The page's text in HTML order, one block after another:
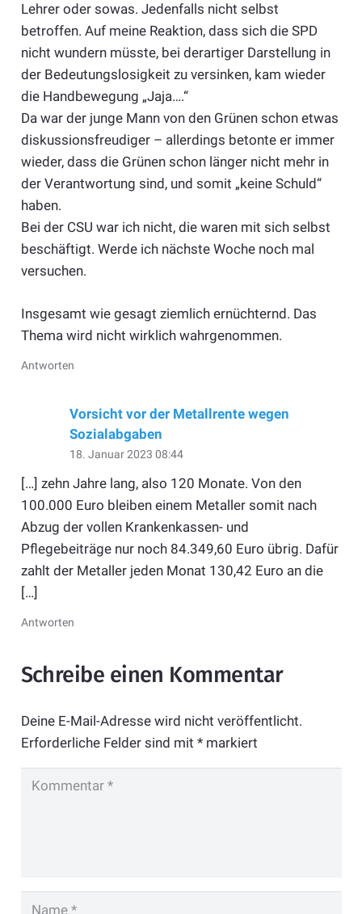
Lehrer oder sowas. Jedenfalls nicht selbst
betroffen. Auf meine Reaktion, dass sich die SPD
nicht wundern müsste, bei derartiger Darstellung in
der Bedeutungslosigkeit zu versinken, kam wieder
die Handbewegung „Jaja….“
Da war der junge Mann von den Grünen schon etwas
diskussionsfreudiger – allerdings betonte er immer
wieder, dass die Grünen schon länger nicht mehr in
der Verantwortung sind, und somit „keine Schuld“
haben.
Bei der CSU war ich nicht, die waren mit sich selbst
beschäftigt. Werde ich nächste Woche noch mal
versuchen.
Insgesamt wie gesagt ziemlich ernüchternd. Das
Thema wird nicht wirklich wahrgenommen.
Antworten
Vorsicht vor der Metallrente wegen
Sozialabgaben
18. Januar 2023 08:44
[…] zehn Jahre lang, also 120 Monate. Von den
100.000 Euro bleiben einem Metaller somit nach
Abzug der vollen Krankenkassen- und
Pflegebeiträge nur noch 84.349,60 Euro übrig. Dafür
zahlt der Metaller jeden Monat 130,42 Euro an die
[…]
Antworten
Schreibe einen Kommentar
Deine E-Mail-Adresse wird nicht veröffentlicht.
Erforderliche Felder sind mit *markiert